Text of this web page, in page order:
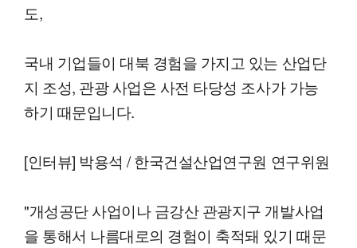
도,
국내 기업들이 대북 경험을 가지고 있는 산업단
지 조성, 관광 사업은 사전 타당성 조사가 가능
하기 때문입니다.
[인터뷰] 박용석 / 한국건설산업연구원 연구위원
"개성공단 사업이나 금강산 관광지구 개발사업
을 통해서 나름대로의 경험이 축적돼 있기 때문